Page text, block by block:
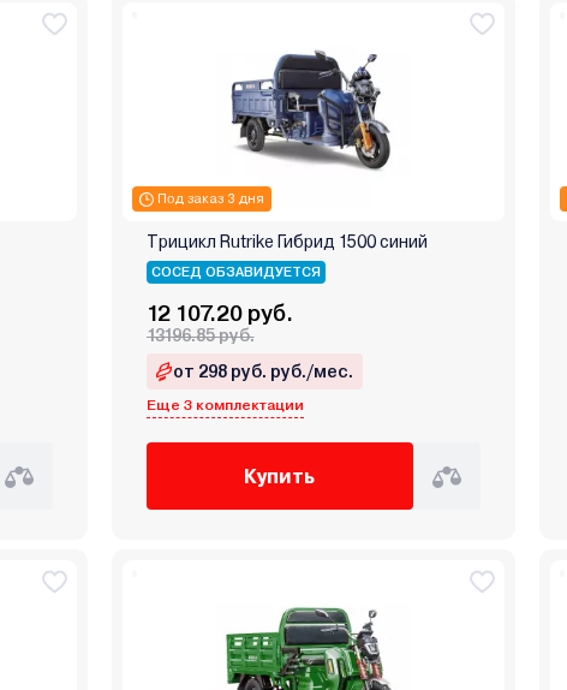
Под заказ 3 дня
Трицикл Rutrike Гибрид 1500 синий
СОСЕД ОБЗАВИДУЕТСЯ
12 107.20 руб.
13196.85 руб.
от 298 руб. руб./мес.
Еще 3 комплектации
Купить